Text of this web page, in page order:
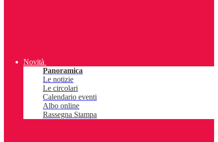
Novità
Panoramica
Le notizie
Le circolari
Calendario eventi
Albo online
Rassegna Stampa